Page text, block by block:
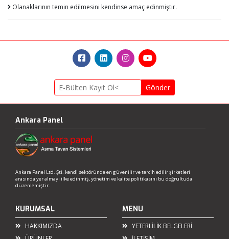
Olanaklarının temin edilmesini kendinse amaç edinmiştir.
Gönder
Ankara Panel
Ankara Panel Ltd. Şti. kendi sektöründe en güvenilir ve tercih edilir şirketleri
arasında yer almayı ilke edinmiş, yönetim ve kalite politikasını bu doğrultuda
düzenlemiştir.
KURUMSAL
HAKKIMIZDA
MENU
YETERLİLİK BELGELERİ